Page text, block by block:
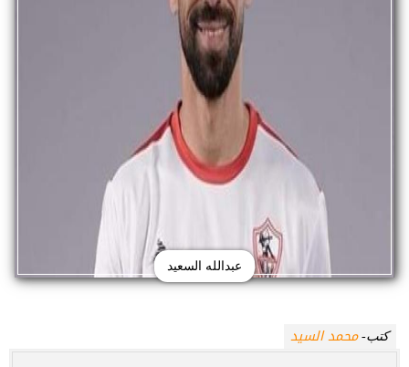
عبدالله السعيد
كتب-محمد السيد